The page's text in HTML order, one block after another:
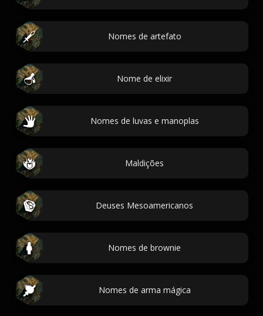
Nomes de artefato
Nome de elixir
Nomes de luvas e manoplas
Maldições
Deuses Mesoamericanos
Nomes de brownie
Nomes de arma mágica